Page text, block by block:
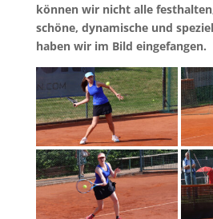
können wir nicht alle
schöne, dynamische und
haben wir im Bild eingefangen.